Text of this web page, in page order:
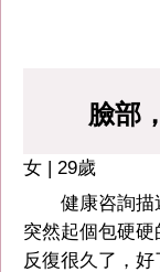
臉部
女 | 29歲
健康咨詢描
突然起個包硬硬
反復很久了，